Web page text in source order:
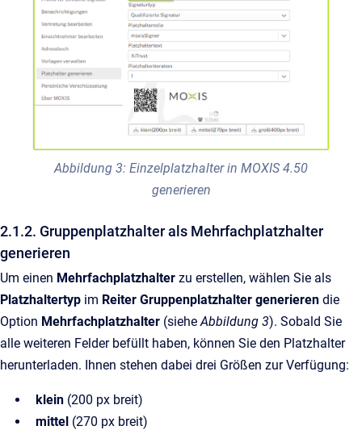
Abbildung 3: Einzelplatzhalter in MOXIS 4.50
generieren
2.1.2. Gruppenplatzhalter als Mehrfachplatzhalter
generieren
Um einen Mehrfachplatzhalter zu erstellen, wählen Sie als
Platzhaltertyp im Reiter Gruppenplatzhalter generieren die
Option Mehrfachplatzhalter (siehe Abbildung 3). Sobald Sie
alle weiteren Felder befüllt haben, können Sie den Platzhalter
herunterladen. Ihnen stehen dabei drei Größen zur Verfügung:
klein (200 px breit)
mittel (270 px breit)